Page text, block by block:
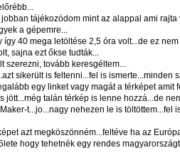
tájékozódom mint az alappal ami rajta
a gépemre...
így 40 mega letöltése 2,5 óra volt...de ez
sajna ezt őkse tudták...
szerezni, tovább keresgéltem...
sikerült is feltenni...fel is
egy linket vagy magát a térképet amit
talán térkép is lenne hozzá...de
t...jo...nagy nehezen le is
azt megköszönném...feltéve ha az
hogy tehetnék egy rendes